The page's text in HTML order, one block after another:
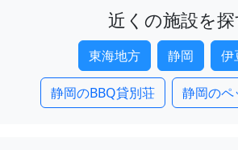
近くの施設を
東海地方 静岡 伊
静岡のBBQ貸別荘 静岡のペ